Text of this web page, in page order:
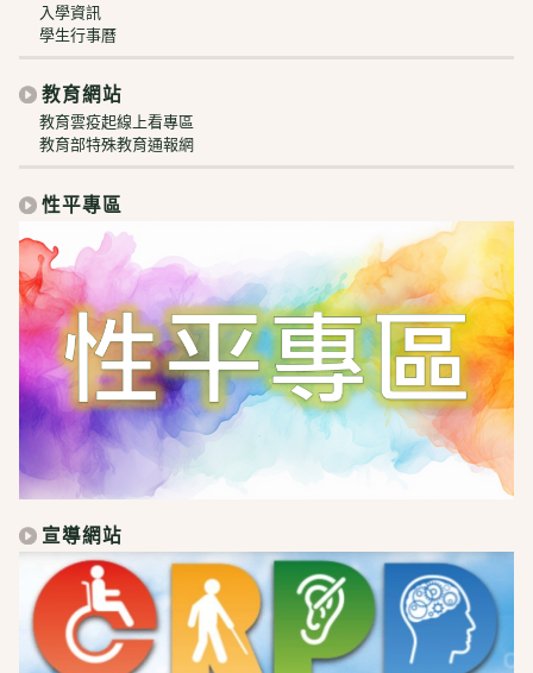
入學資訊
學生行事曆
教育網站
教育雲疫起線上看專區
教育部特殊教育通報網
性平專區
宣導網站